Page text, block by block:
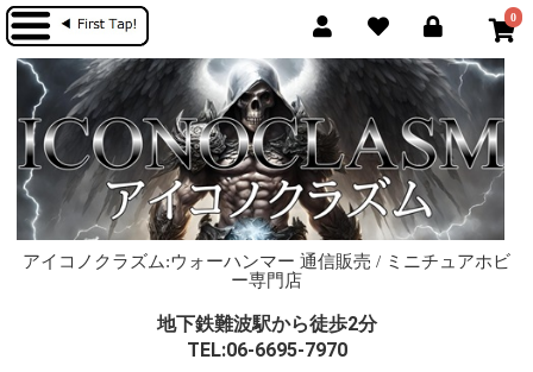
0
アイコノクラズム:ウォーハンマー 通信販売 / ミニチュアホビ
ー専門店
地下鉄難波駅から徒歩2分
TEL:06-6695-7970